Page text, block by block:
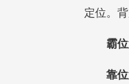
定位。
霸
靠位